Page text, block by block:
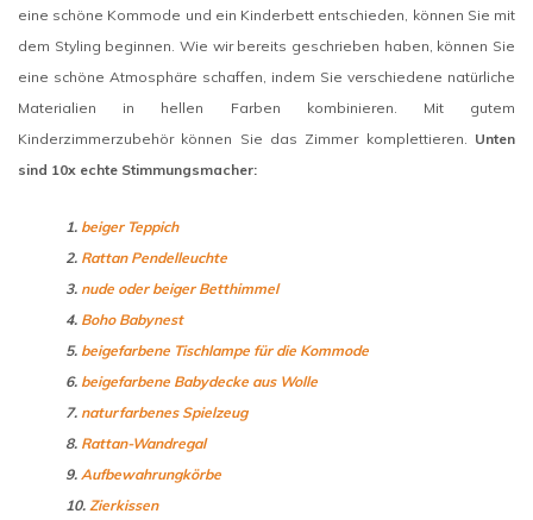
eine schöne Kommode und ein Kinderbett entschieden, können Sie mit
dem Styling beginnen. Wie wir bereits geschrieben haben, können Sie
eine schöne Atmosphäre schaffen, indem Sie verschiedene natürliche
Materialien in hellen Farben kombinieren. Mit gutem
Kinderzimmerzubehör können Sie das Zimmer komplettieren. Unten
sind 10x echte Stimmungsmacher:
1. beiger Teppich
2. Rattan Pendelleuchte
3. nude oder beiger Betthimmel
4. Boho Babynest
5. beigefarbene Tischlampe für die Kommode
6. beigefarbene Babydecke aus Wolle
7. naturfarbenes Spielzeug
8. Rattan-Wandregal
9. Aufbewahrungkörbe
10. Zierkissen